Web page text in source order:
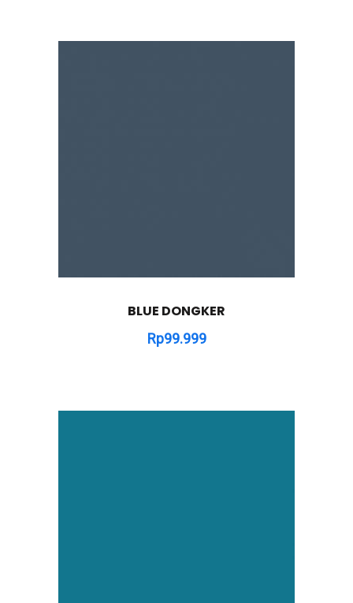
BLUE DONGKER
Rp99.999